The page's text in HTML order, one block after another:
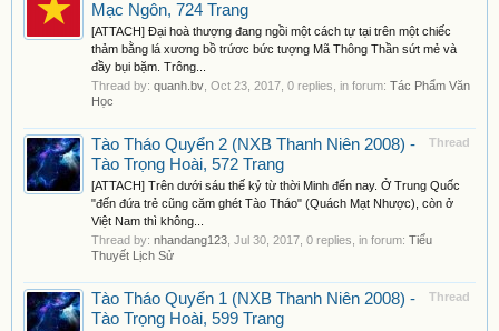
Mạc Ngôn, 724 Trang
[ATTACH] Đại hoà thượng đang ngồi một cách tự tại trên một chiếc
thảm bằng lá xương bồ trứơc bức tượng Mã Thông Thần sứt mẻ và
đầy bụi bặm. Trông...
Thread by: quanh.bv Oct 23, 2017 , 0 replies, in forum: Tác Phẩm Văn
Học
Thread
Tào Tháo Quyển 2 (NXB Thanh Niên 2008) -
Tào Trọng Hoài, 572 Trang
[ATTACH] Trên dưới sáu thế kỷ từ thời Minh đến nay. Ở Trung Quốc
"đến đứa trẻ cũng căm ghét Tào Tháo" (Quách Mạt Nhược), còn ở
Việt Nam thì không...
Thread by: nhandang123 Jul 30, 2017 , 0 replies, in forum: Tiểu
Thuyết Lịch Sử
Thread
Tào Tháo Quyển 1 (NXB Thanh Niên 2008) -
Tào Trọng Hoài, 599 Trang